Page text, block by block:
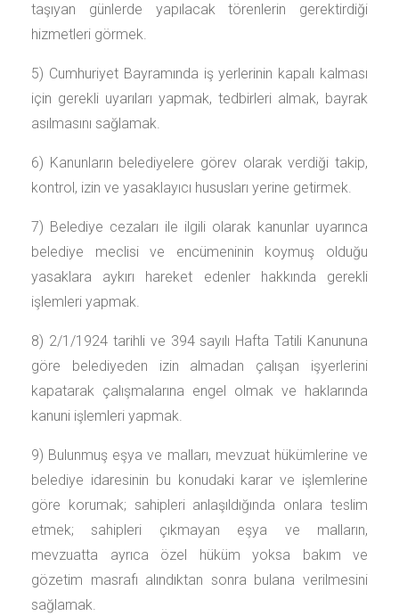
taşıyan günlerde yapılacak törenlerin gerektirdiği
hizmetleri görmek.
5) Cumhuriyet Bayramında iş yerlerinin kapalı kalması
için gerekli uyarıları yapmak, tedbirleri almak, bayrak
asılmasını sağlamak.
6) Kanunların belediyelere görev olarak verdiği takip,
kontrol, izin ve yasaklayıcı hususları yerine getirmek.
7) Belediye cezaları ile ilgili olarak kanunlar uyarınca
belediye meclisi ve encümeninin koymuş olduğu
yasaklara aykırı hareket edenler hakkında gerekli
işlemleri yapmak.
8) 2/1/1924 tarihli ve 394 sayılı Hafta Tatili Kanununa
göre belediyeden izin almadan çalışan işyerlerini
kapatarak çalışmalarına engel olmak ve haklarında
kanuni işlemleri yapmak.
9) Bulunmuş eşya ve malları, mevzuat hükümlerine ve
belediye idaresinin bu konudaki karar ve işlemlerine
göre korumak; sahipleri anlaşıldığında onlara teslim
etmek; sahipleri çıkmayan eşya ve malların,
mevzuatta ayrıca özel hüküm yoksa bakım ve
gözetim masrafı alındıktan sonra bulana verilmesini
sağlamak.